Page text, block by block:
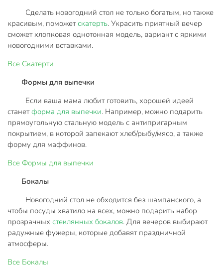
Сделать новогодний стол не только богатым, но также
красивым, поможетскатерть. Украсить приятный вечер
сможет хлопковая однотонная модель, вариант с яркими
новогодними вставками.
Все Скатерти
Формы для выпечки
Если ваша мама любит готовить, хорошей идеей
станетформа для выпечки. Например, можно подарить
прямоугольную стальную модель с антипригарным
покрытием, в которой запекают хлеб/рыбу/мясо, а также
форму для маффинов.
Все Формы для выпечки
Бокалы
Новогодний стол не обходится без шампанского, а
чтобы посуды хватило на всех, можно подарить набор
прозрачных стеклянных бокалов. Для вечеров выбирают
радужные фужеры, которые добавят праздничной
атмосферы.
Все Бокалы